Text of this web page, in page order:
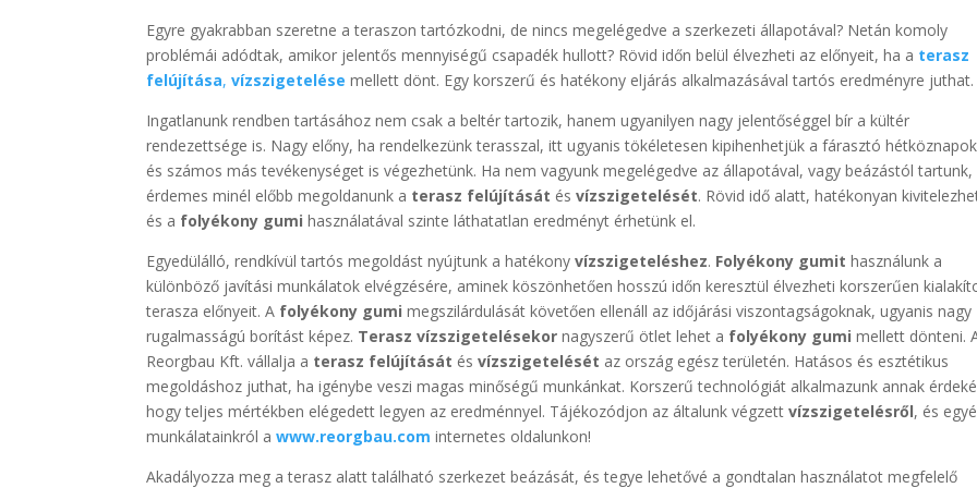
Egyre gyakrabban szeretne a teraszon tartózkodni, de nincs megelégedve a szerkezeti állapotával? Netán komoly
problémái adódtak, amikor jelentős mennyiségű csapadék hullott? Rövid időn belül élvezheti az előnyeit, ha a terasz
felújítása,vízszigetelésemellett dönt. Egy korszerű és hatékony eljárás alkalmazásával tartós eredményre juthat.
Ingatlanunk rendben tartásához nem csak a beltér tartozik, hanem ugyanilyen nagy jelentőséggel bír a kültér
rendezettsége is. Nagy előny, ha rendelkezünk terasszal, itt ugyanis tökéletesen kipihenhetjük a fárasztó
és számos más tevékenységet is végezhetünk. Ha nem vagyunk megelégedve az állapotával, vagy beázástól tartunk,
érdemes minél előbb megoldanunk a terasz felújítását és vízszigetelését. Rövid idő alatt, hatékonyan
és a folyékony gumi használatával szinte láthatatlan eredményt érhetünk el.
Egyedülálló, rendkívül tartós megoldást nyújtunk a hatékonyvízszigeteléshez. Folyékony gumit használunk a
különböző javítási munkálatok elvégzésére, aminek köszönhetően hosszú időn keresztül élvezheti korszerűen
terasza előnyeit. A folyékony gumi megszilárdulását követően ellenáll az időjárási viszontagságoknak, ugyanis nagy
rugalmasságú borítást képez. Terasz vízszigetelésekor nagyszerű ötlet lehet a folyékony gumi mellett dönteni.
Reorgbau Kft. vállalja a terasz felújítását ésvízszigetelését az ország egész területén. Hatásos és esztétikus
megoldáshoz juthat, ha igénybe veszi magas minőségű munkánkat. Korszerű technológiát alkalmazunk annak
hogy teljes mértékben elégedett legyen az eredménnyel. Tájékozódjon az általunk végzettvízszigetelésről, és
munkálatainkról awww.reorgbau.cominternetes oldalunkon!
Akadályozza meg a terasz alatt található szerkezet beázását, és tegye lehetővé a gondtalan használatot megfelelő